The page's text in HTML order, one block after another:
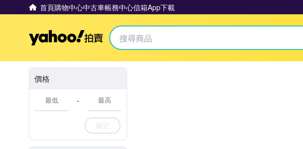
首頁購物中心中古車帳務中心信箱App下載
Yahoo拍賣
價格
-
確定